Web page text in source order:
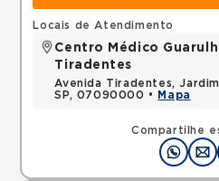
Compartilhe
Locais de Atendimento
Centro Médico
Tiradentes
Avenida Tiradentes,
SP, 07090000 •
Mapa